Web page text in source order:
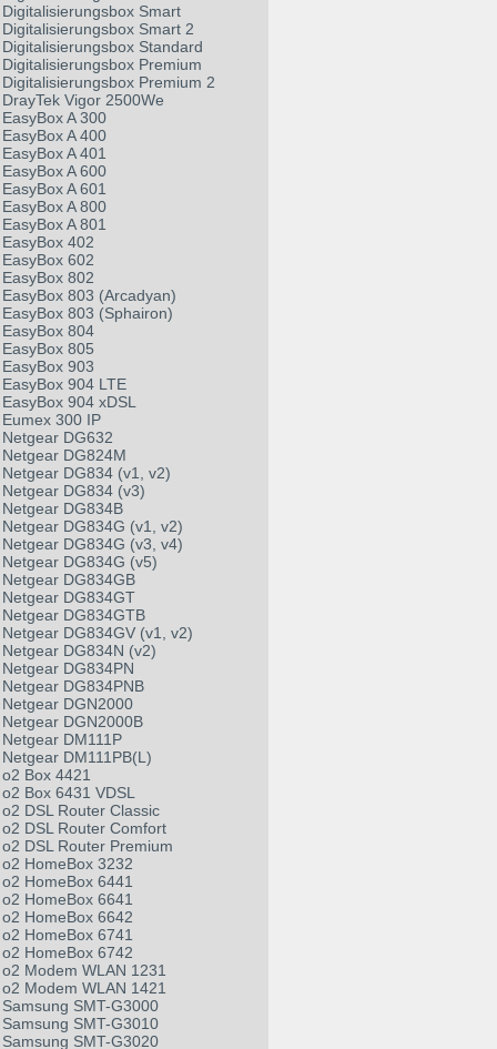
Digitalisierungsbox Smart
Digitalisierungsbox Smart 2
Digitalisierungsbox Standard
Digitalisierungsbox Premium
Digitalisierungsbox Premium 2
DrayTek Vigor 2500We
EasyBox A 300
EasyBox A 400
EasyBox A 401
EasyBox A 600
EasyBox A 601
EasyBox A 800
EasyBox A 801
EasyBox 402
EasyBox 602
EasyBox 802
EasyBox 803 (Arcadyan)
EasyBox 803 (Sphairon)
EasyBox 804
EasyBox 805
EasyBox 903
EasyBox 904 LTE
EasyBox 904 xDSL
Eumex 300 IP
Netgear DG632
Netgear DG824M
Netgear DG834 (v1, v2)
Netgear DG834 (v3)
Netgear DG834B
Netgear DG834G (v1, v2)
Netgear DG834G (v3, v4)
Netgear DG834G (v5)
Netgear DG834GB
Netgear DG834GT
Netgear DG834GTB
Netgear DG834GV (v1, v2)
Netgear DG834N (v2)
Netgear DG834PN
Netgear DG834PNB
Netgear DGN2000
Netgear DGN2000B
Netgear DM111P
Netgear DM111PB(L)
o2 Box 4421
o2 Box 6431 VDSL
o2 DSL Router Classic
o2 DSL Router Comfort
o2 DSL Router Premium
o2 HomeBox 3232
o2 HomeBox 6441
o2 HomeBox 6641
o2 HomeBox 6642
o2 HomeBox 6741
o2 HomeBox 6742
o2 Modem WLAN 1231
o2 Modem WLAN 1421
Samsung SMT-G3000
Samsung SMT-G3010
Samsung SMT-G3020